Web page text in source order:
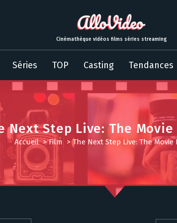
Cinémathèque vidéos films séries streaming
Séries TOP Casting Tendances
Next Step Live: The
Accueil>Film >The Next Step Live: The Movie